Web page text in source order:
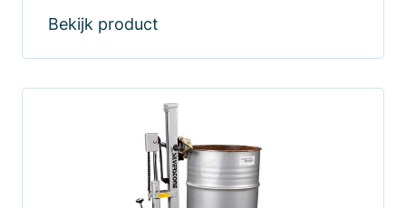
Bekijk product